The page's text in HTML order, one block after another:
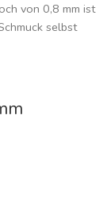
von 0,8 mm ist
selbst